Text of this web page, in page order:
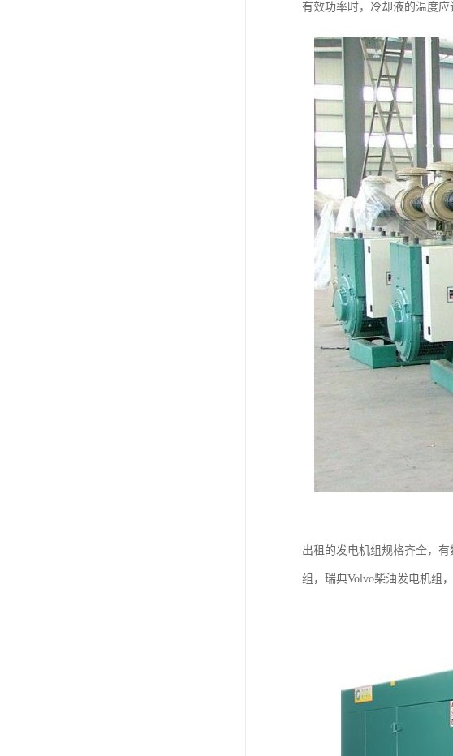
有效功率时，冷却液的温度应
出租的发电机组规格齐全，
组，瑞典Volvo柴油发电机组